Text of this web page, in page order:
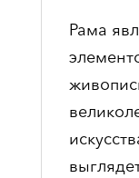
Рама